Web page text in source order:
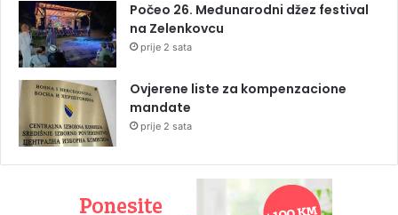
Počeo 26. Međunarodni džez festival
na Zelenkovcu
prije 2 sata
Ovjerene liste za kompenzacione
mandate
prije 2 sata